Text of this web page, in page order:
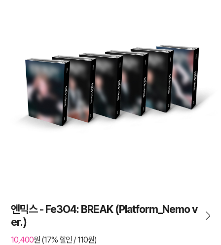
엔믹스 - Fe3O4: BREAK (Platform_Nemo v
er.)
10,400원 (17% 할인 / 110원)